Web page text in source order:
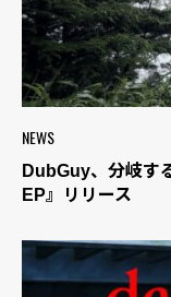
NEWS
DubGuy、分岐す
EP』リリース